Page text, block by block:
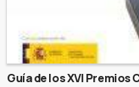
Guía de los XVI Premios